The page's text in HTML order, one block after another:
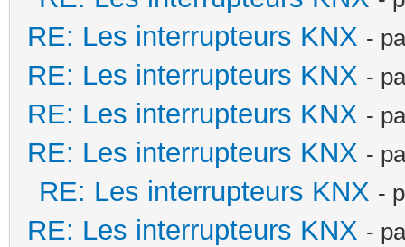
RE: Les interrupteurs KNX -
RE: Les interrupteurs KNX -
RE: Les interrupteurs KNX -
RE: Les interrupteurs KNX -
RE: Les interrupteurs KNX -
RE: Les interrupteurs KNX -